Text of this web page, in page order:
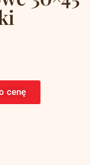
cenę